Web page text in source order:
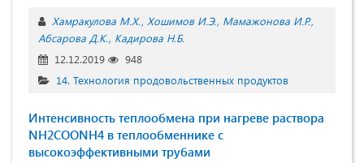
Хамракулова М.Х. Хошимов И.Э. Мамажонова И.Р.
Абсарова Д.К. Кадирова Н.Б.
12.12.2019
948
14. Технология продовольственных продуктов
Интенсивность теплообмена при нагреве раствора
NH2COONH4 в теплообменнике с
высокоэффективными трубами